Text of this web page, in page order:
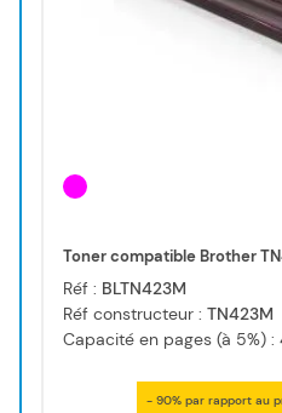
Toner compatible Brother
Réf : BLTN423M
Réf constructeur : TN423M
Capacité en pages (à 5%) :
- 90% par rapport au